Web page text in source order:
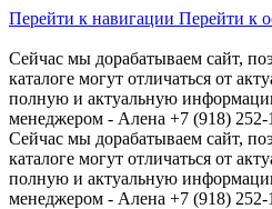
Перейти к навигации Перейти к
Сейчас мы дорабатываем сайт,
каталоге могут отличаться от
полную и актуальную
менеджером - Алена +7 (918) 252-
Сейчас мы дорабатываем сайт,
каталоге могут отличаться от
полную и актуальную
менеджером - Алена +7 (918) 252-